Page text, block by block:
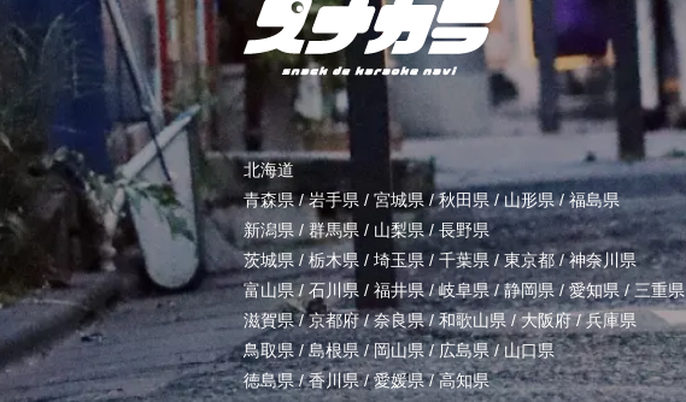
北海道
青森県/岩手県 / 宮城県 /秋田県 /山形県/福島県
新潟県 / 群馬県 / 山梨県/長野県
茨城県 / 栃木県 / 埼玉県/ 千葉県 /東京都/神奈川県
富山県/ 石川県 / 福井県/岐阜県/静岡県/ 愛知県 / 三重県
滋賀県/京都府/奈良県/和歌山県 /大阪府/兵庫県
鳥取県/島根県/岡山県/広島県/山口県
徳島県/香川県/愛媛県/高知県